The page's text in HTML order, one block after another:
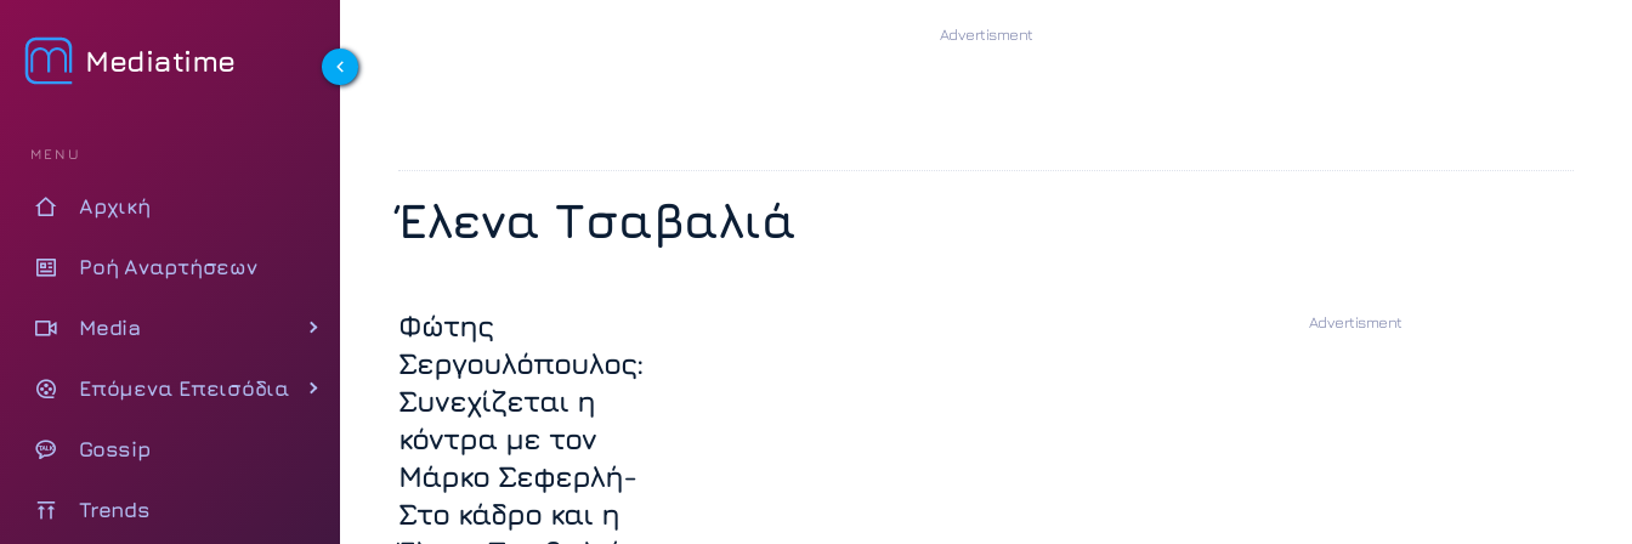
Mediatime
MENU
Αρχική
Ροή Αναρτήσεων
Media
Επόμενα Επεισόδια
Gossip
Trends
Έλενα Τσαβαλιά
Φώτης
Σεργουλόπουλος:
Συνεχίζεται η
κόντρα με τον
Μάρκο Σεφερλή-
Στο κάδρο και η